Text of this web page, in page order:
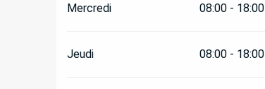
Mercredi 08:00 - 18:00
Jeudi 08:00 - 18:00